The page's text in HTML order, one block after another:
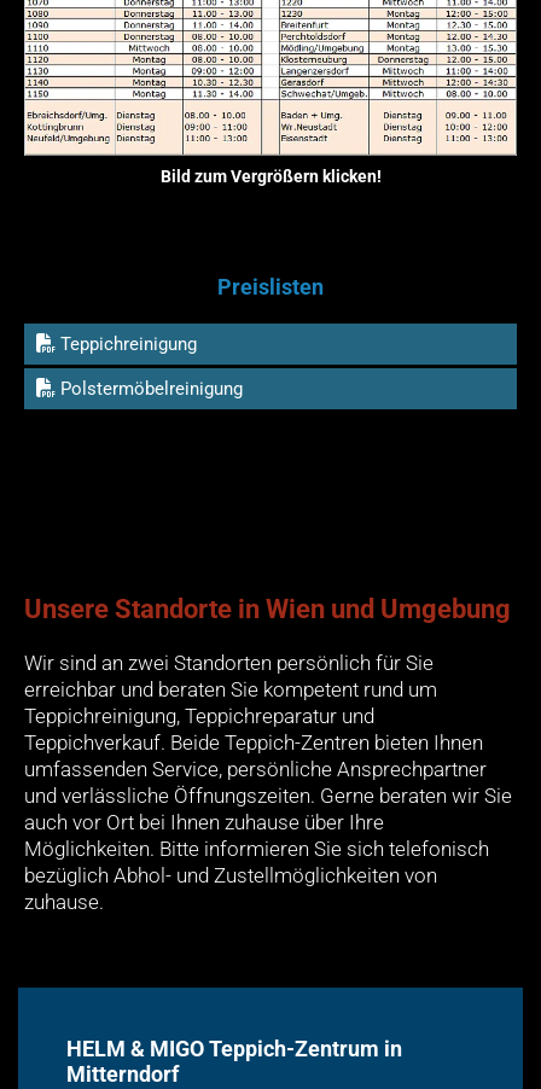
Bild zum Vergrößern klicken!
Preislisten
Teppichreinigung
Polstermöbelreinigung
Unsere Standorte in Wien und Umgebung
Wir sind an zwei Standorten persönlich für Sie
erreichbar und beraten Sie kompetent rund um
Teppichreinigung, Teppichreparatur und
Teppichverkauf. Beide Teppich-Zentren bieten Ihnen
umfassenden Service, persönliche Ansprechpartner
und verlässliche Öffnungszeiten. Gerne beraten wir Sie
auch vor Ort bei Ihnen zuhause über Ihre
Möglichkeiten. Bitte informieren Sie sich telefonisch
bezüglich Abhol- und Zustellmöglichkeiten von
zuhause.
HELM & MIGO Teppich-Zentrum in
Mitterndorf